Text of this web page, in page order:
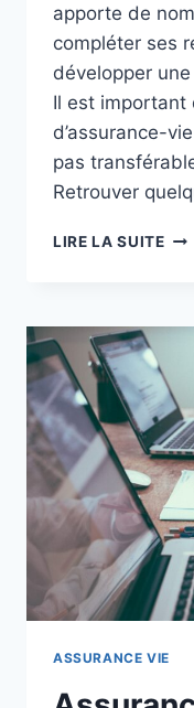
apporte de
compléter ses
développer
Il est important
d’assurance-
pas
Retrouver
LIRE LA SUITE
ASSURANCE VIE